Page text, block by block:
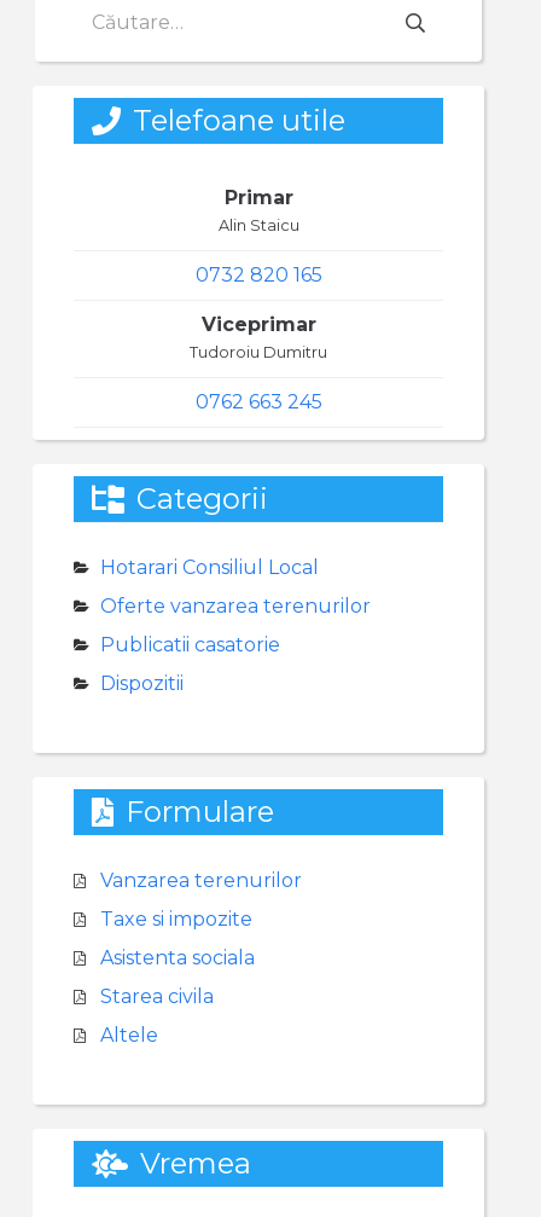
după:
Telefoane utile
Primar
Alin Staicu
0732 820 165
Viceprimar
Tudoroiu Dumitru
0762 663 245
Categorii
Hotarari Consiliul Local
Oferte vanzarea terenurilor
Publicatii casatorie
Dispozitii
Formulare
Vanzarea terenurilor
Taxe si impozite
Asistenta sociala
Starea civila
Altele
Vremea